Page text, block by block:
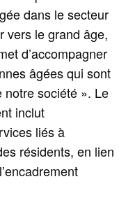
dans le secteur
vers le grand âge,
d’accompagner
âgées qui sont
notre société ». Le
inclut
liés à
résidents, en lien